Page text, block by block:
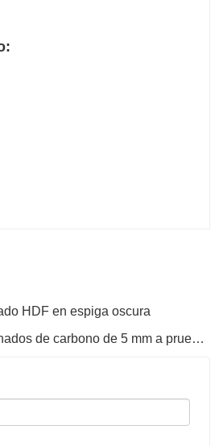
HDF en espiga oscura
siguiente : Pisos laminados de carbono de 5 mm a prueba de agua